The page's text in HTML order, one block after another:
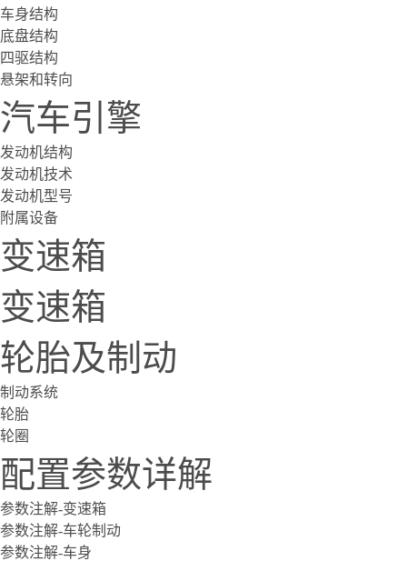
车身结构
底盘结构
四驱结构
悬架和转向
汽车引擎
发动机结构
发动机技术
发动机型号
附属设备
变速箱
变速箱
轮胎及制动
制动系统
轮胎
轮圈
配置参数详解
参数注解-变速箱
参数注解-车轮制动
参数注解-车身